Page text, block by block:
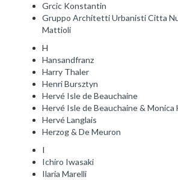
Grcic Konstantin
Gruppo Architetti Urbanisti Citta
Mattioli
H
Hansandfranz
Harry Thaler
Henri Bursztyn
Hervé Isle de Beauchaine
Hervé Isle de Beauchaine & Monica
Hervé Langlais
Herzog & De Meuron
I
Ichiro Iwasaki
Ilaria Marelli